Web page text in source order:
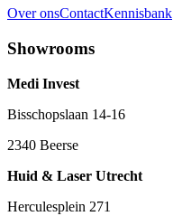
Over onsContactKennisbank
Showrooms
Medi Invest
Bisschopslaan 14-16
2340 Beerse
Huid & Laser Utrecht
Herculesplein 271